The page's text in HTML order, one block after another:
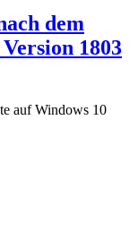
dem
1803
auf Windows 10